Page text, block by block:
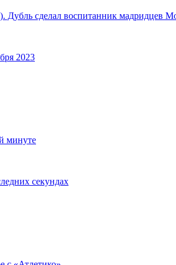
Дубль сделал воспитанник мадридцев
2023
минуте
секундах